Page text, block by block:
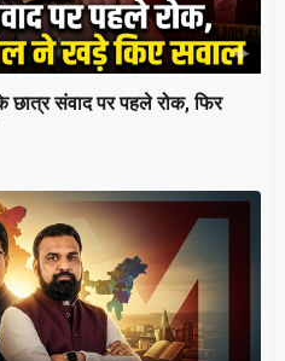
संवाद पर पहले रोक, फिर